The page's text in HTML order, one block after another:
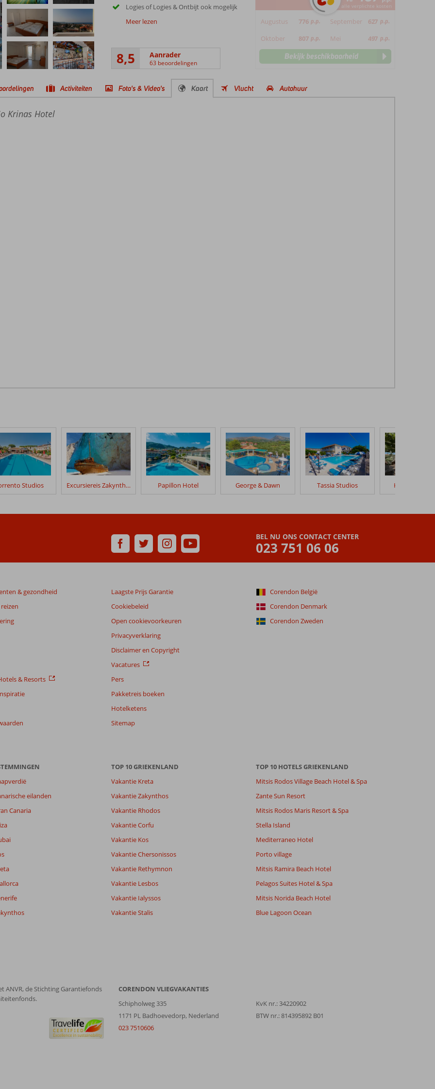
Logies of Logies & Ontbijt ook mogelijk
Meer lezen
8,5 Aanrader
63 beoordelingen
*incl. alle verplichte kosten
Augustus 776 p.p. September 627 p.p.
Oktober 807 p.p. Mei 497 p.p.
Bekijk beschikbaarheid
Activiteiten Foto's & Video's Kaart Vlucht Autohuur
Krinas Hotel
Filter reisgezelschap
Alle
Sorteren op
datum (nieuw > oud)
Studios Excursiereis Zakynthos Papillon Hotel George & Dawn Tassia Studios Kalimera
BEL NU ONS CONTACT CENTER
023 751 06 06
& gezondheid
& Resorts
Laagste Prijs Garantie
Cookiebeleid
Open cookievoorkeuren
Privacyverklaring
Disclaimer en Copyright
Vacatures
Pers
Pakketreis boeken
Hotelketens
Sitemap
Corendon België
Corendon Denmark
Corendon Zweden
eilanden
Canaria
TOP 10 GRIEKENLAND
Vakantie Kreta
Vakantie Zakynthos
Vakantie Rhodos
Vakantie Corfu
Vakantie Kos
Vakantie Chersonissos
Vakantie Rethymnon
Vakantie Lesbos
Vakantie Ialyssos
Vakantie Stalis
TOP 10 HOTELS GRIEKENLAND
Mitsis Rodos Village Beach Hotel & Spa
Zante Sun Resort
Mitsis Rodos Maris Resort & Spa
Stella Island
Mediterraneo Hotel
Porto village
Mitsis Ramira Beach Hotel
Pelagos Suites Hotel & Spa
Mitsis Norida Beach Hotel
Blue Lagoon Ocean
ANVR, de Stichting Garantiefonds
CORENDON VLIEGVAKANTIES
Schipholweg 335
1171 PL Badhoevedorp, Nederland
023 7510606
KvK nr.: 34220902
BTW nr.: 814395892 B01